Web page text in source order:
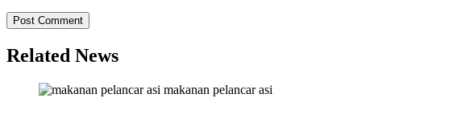
Related News
makanan pelancar asi